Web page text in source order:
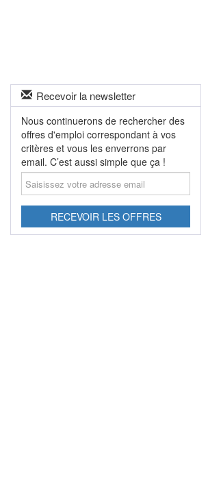
Recevoir la newsletter
Nous continuerons de rechercher des
offres d'emploi correspondant à vos
critères et vous les enverrons par
email. C’est aussi simple que ça !
Saisissez
votre
adresse
RECEVOIR LES OFFRES